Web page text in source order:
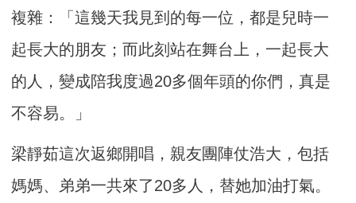
複雜：「這幾天我見到的每一位，都是兒時一
起長大的朋友；而此刻站在舞台上，一起長大
的人，變成陪我度過20多個年頭的你們，真是
不容易。」
梁靜茹這次返鄉開唱，親友團陣仗浩大，包括
媽媽、弟弟一共來了20多人，替她加油打氣。